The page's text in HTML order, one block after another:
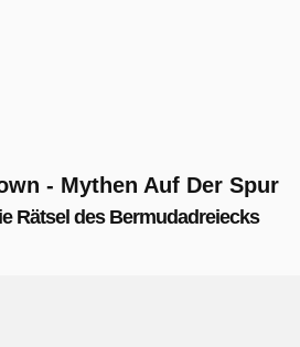
- Mythen Auf Der Spur
Rätsel des Bermudadreiecks